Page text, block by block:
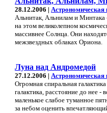
28.12.2006 | Астрономическая
Альнитак, Альнилам и Минтака
на этом великолепном
массивнее Солнца. Они
межзвездных облаках Ориона.
Луна над Андромедой
27.12.2006 | Астрономическая
Огромная спиральная
галактика, расстояние до нее
маленькое слабое туманное
за небом оценить